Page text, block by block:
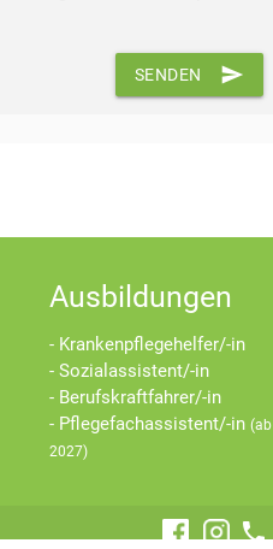
SENDEN send
Ausbildungen
- Krankenpflegehelfer/-in
- Sozialassistent/-in
- Berufskraftfahrer/-in
- Pflegefachassistent/-in(ab
2027)
call